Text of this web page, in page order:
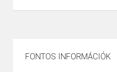
FONTOS INFORMÁCIÓK